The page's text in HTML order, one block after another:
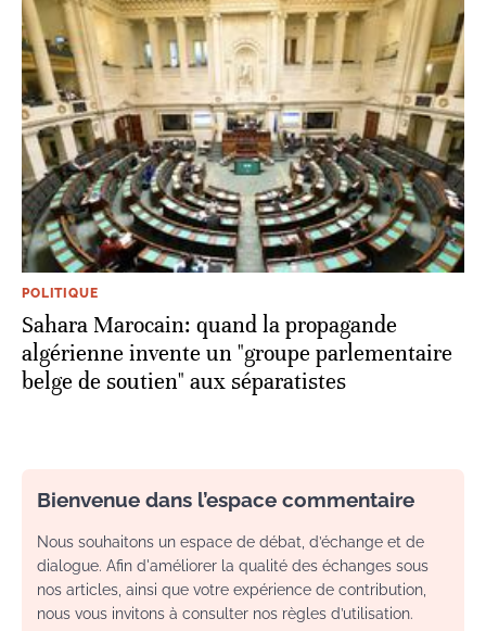
POLITIQUE
Sahara Marocain: quand la propagande
algérienne invente un "groupe parlementaire
belge de soutien" aux séparatistes
Bienvenue dans l’espace commentaire
Nous souhaitons un espace de débat, d’échange et de
dialogue. Afin d'améliorer la qualité des échanges sous
nos articles, ainsi que votre expérience de contribution,
nous vous invitons à consulter nos règles d’utilisation.